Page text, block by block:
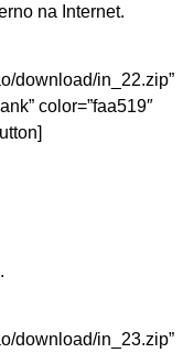
na Internet.
download/in_22.zip”
color=”faa519″
download/in_23.zip”